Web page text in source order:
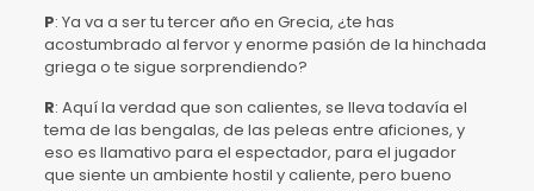
P: Ya va a ser tu tercer año en Grecia, ¿te has
acostumbrado al fervor y enorme pasión de la hinchada
griega o te sigue sorprendiendo?
R: Aquí la verdad que son calientes, se lleva todavía el
tema de las bengalas, de las peleas entre aficiones, y
eso es llamativo para el espectador, para el jugador
que siente un ambiente hostil y caliente, pero bueno